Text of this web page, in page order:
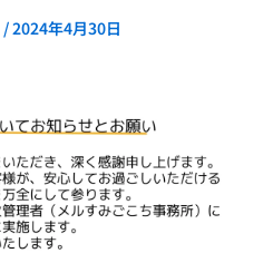
/2024年4月30日